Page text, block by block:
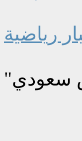
رياضية
سعودي